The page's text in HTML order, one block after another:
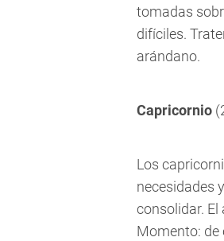
tomadas
difíciles.
arándano.
Capricornio
Los
necesidades
consolidar.
Momento: de